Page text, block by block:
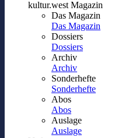
kultur.west Magazin
Das Magazin
Das Magazin
Dossiers
Dossiers
Archiv
Archiv
Sonderhefte
Sonderhefte
Abos
Abos
Auslage
Auslage